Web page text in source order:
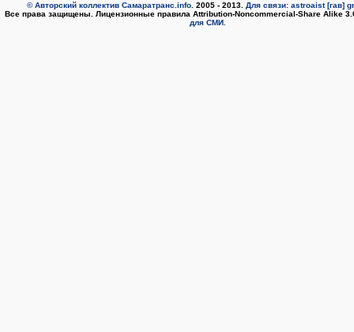
© Авторский коллектив Самаратранс.info. 2005 - 2013. Для связи: astroaist [гав]
Все права защищены. Лицензионные правила Attribution-Noncommercial-Share Alike
для СМИ.